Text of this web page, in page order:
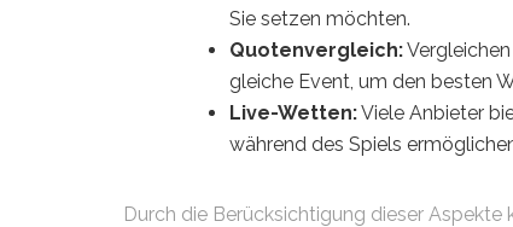
Sie setzen möchten.
Quotenvergleich:
gleiche Event, um den besten
Live-Wetten:Viele Anbieter
während des Spiels
Durch die Berücksichtigung dieser Aspekte